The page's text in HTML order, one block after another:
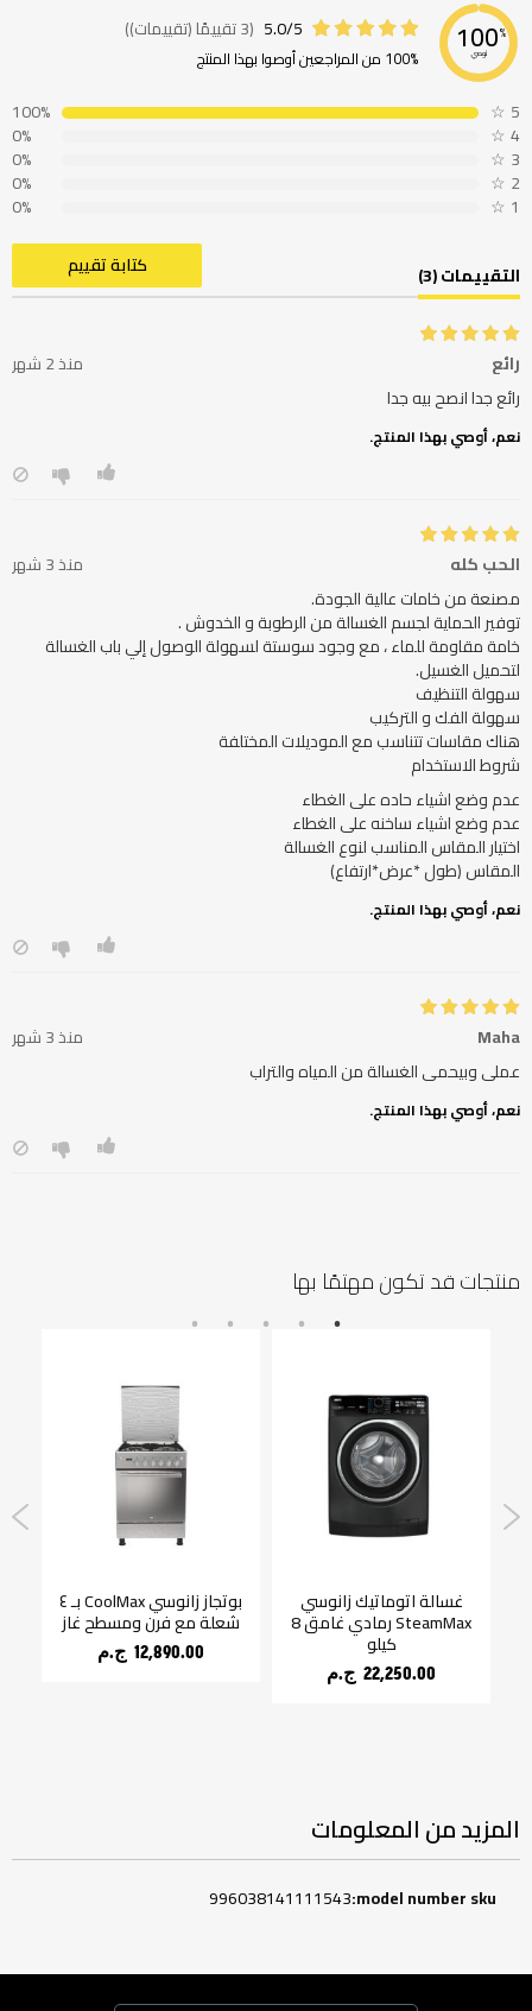
100%
نوصي
5.0/5 (3 تقييمًا (تقييمات))
100% من المراجعين أوصوا بهذا المنتج
5
☆
100%
4
☆
0%
3
☆
0%
2
☆
0%
1
☆
0%
التقييمات (3) كتابة تقييم
رائع
منذ 2 شهر
رائع جدا انصح بيه جدا
نعم، أوصي بهذا المنتج.
الحب كله
منذ 3 شهر
خامة مقاومة للماء ، مع وجود سوستة لسهولة الوصول إلي باب الغسالة
شروط الاستخدام
المقاس (طول *عرض*ارتفاع)
نعم، أوصي بهذا المنتج.
Maha
منذ 3 شهر
عملى وبيحمى الغسالة من المياه والتراب
نعم، أوصي بهذا المنتج.
منتجات قد تكون مهتمًا بها
غسالة اتوماتيك زانوسي
SteamMax رمادي غامق 8
كيلو
22,250.00 ج.م‏
بوتجاز زانوسي CoolMax بـ ٤
شعلة مع فرن ومسطح غاز
12,890.00 ج.م‏
المزيد من المعلومات
المزيد 996038141111543